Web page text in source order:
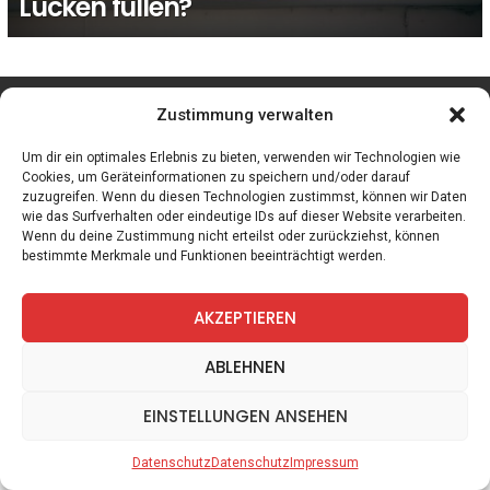
Zustimmung verwalten
Um dir ein optimales Erlebnis zu bieten, verwenden wir Technologien wie
Cookies, um Geräteinformationen zu speichern und/oder darauf
zuzugreifen. Wenn du diesen Technologien zustimmst, können wir Daten
wie das Surfverhalten oder eindeutige IDs auf dieser Website verarbeiten.
Wenn du deine Zustimmung nicht erteilst oder zurückziehst, können
bestimmte Merkmale und Funktionen beeinträchtigt werden.
AKZEPTIEREN
ABLEHNEN
EINSTELLUNGEN ANSEHEN
DatenschutzDatenschutzImpressum
facebook instagram
Spiele Zitate Kontakt Datenschutz Impressum